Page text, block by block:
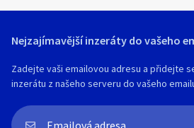
Nejzajímavější inzeráty do vašeho
Zadejte vaši emailovou adresu a přidejte
inzerátu z našeho serveru do vašeho